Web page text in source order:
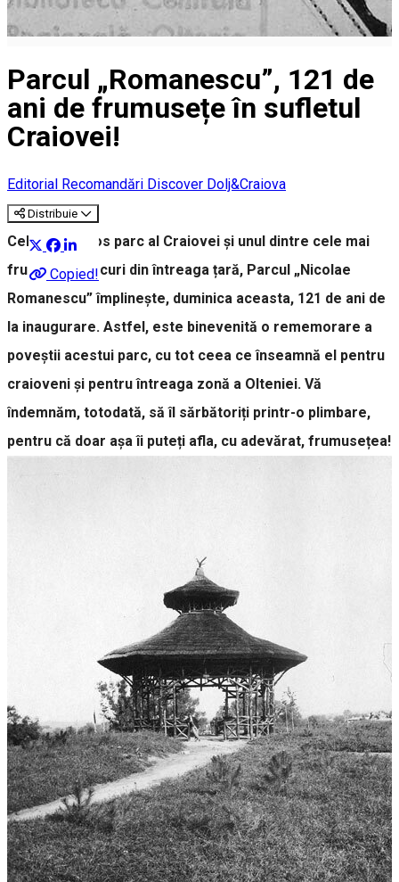
Parcul „Romanescu”, 121 de
ani de frumusețe în sufletul
Craiovei!
Editorial Recomandări Discover Dolj&Craiova
Distribuie
Copied!
Cel mai frumos parc al Craiovei și unul dintre cele mai
frumoase parcuri din întreaga țară, Parcul „Nicolae
Romanescu” împlinește, duminica aceasta, 121 de ani de
la inaugurare. Astfel, este binevenită o rememorare a
poveștii acestui parc, cu tot ceea ce înseamnă el pentru
craioveni și pentru întreaga zonă a Olteniei. Vă
îndemnăm, totodată, să îl sărbătoriți printr-o plimbare,
pentru că doar așa îi puteți afla, cu adevărat, frumusețea!